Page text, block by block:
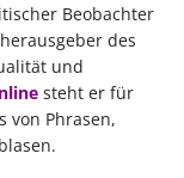
Beobachter
des
und
steht er für
von Phrasen,